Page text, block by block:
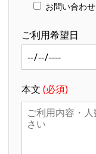
お問い合わせ
ご利用希望日
本文 (必須)